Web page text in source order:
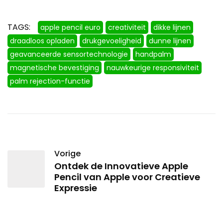
TAGS: apple pencil euro creativiteit
dikke lijnen
draadloos opladen
drukgevoeligheid
dunne lijnen
geavanceerde sensortechnologie
handpalm
magnetische bevestiging
nauwkeurige responsiviteit
palm rejection-functie
Vorige
Ontdek de Innovatieve Apple
Pencil van Apple voor Creatieve
Expressie